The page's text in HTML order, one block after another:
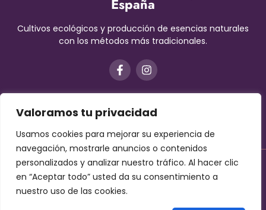
Valoramos tu privacidad
Usamos cookies para mejorar su experiencia de
navegación, mostrarle anuncios o contenidos
personalizados y analizar nuestro tráfico. Al hacer clic
en “Aceptar todo” usted da su consentimiento a
nuestro uso de las cookies.
España
Cultivos ecológicos y producción de esencias naturales
con los métodos más tradicionales.
Aviso Legal Términos y condiciones
–Cookies